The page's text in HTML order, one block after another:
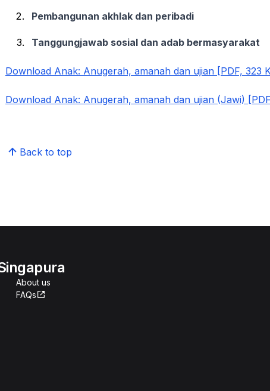
Pembangunan akhlak dan peribadi
Tanggungjawab sosial dan adab bermasyarakat
Download Anak: Anugerah, amanah dan ujian [PDF, 323
Download Anak: Anugerah, amanah dan ujian (Jawi)
Back to top
About us
FAQs